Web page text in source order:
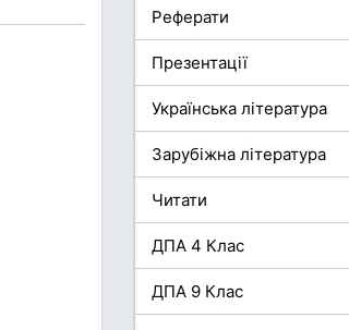
Реферати
Презентації
Українська література
Зарубіжна література
Читати
ДПА 4 Клас
ДПА 9 Клас